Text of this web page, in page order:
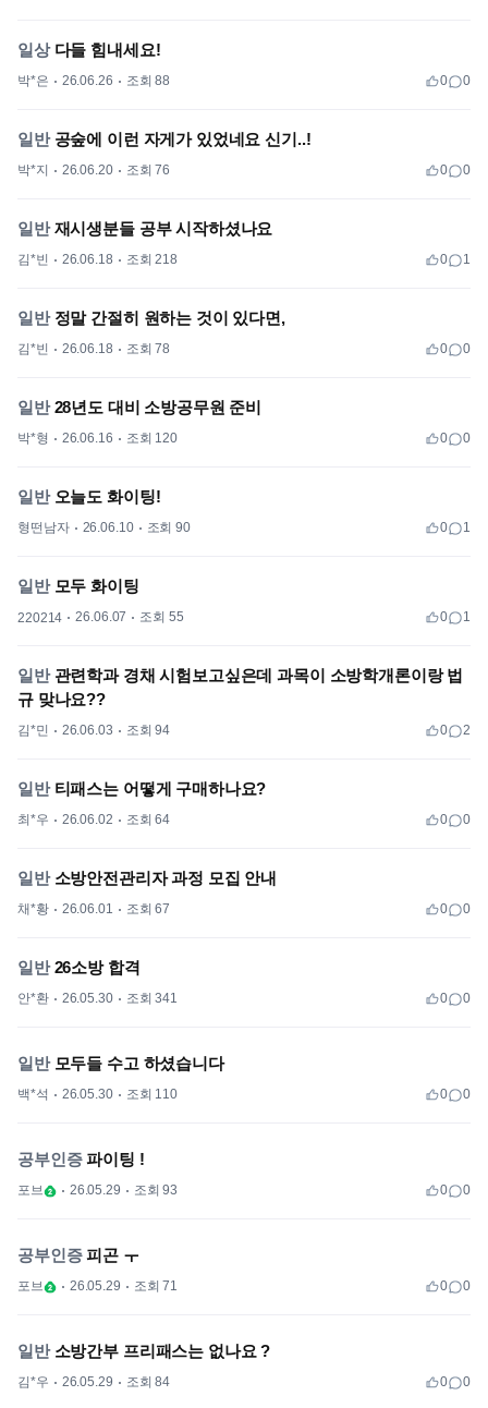
일상다들 힘내세요!
박*은 26.06.26 조회 88 0 0
일반공숲에 이런 자게가 있었네요 신기..!
박*지 26.06.20 조회 76 0 0
일반재시생분들 공부 시작하셨나요
김*빈 26.06.18 조회 218 0 1
일반정말 간절히 원하는 것이 있다면,
김*빈 26.06.18 조회 78 0 0
일반28년도 대비 소방공무원 준비
박*형 26.06.16 조회 120 0 0
일반오늘도 화이팅!
형떤남자 26.06.10 조회 90 0 1
일반모두 화이팅
220214 26.06.07 조회 55 0 1
일반관련학과 경채 시험보고싶은데 과목이 소방학개론이랑 법
규 맞나요??
김*민 26.06.03 조회 94 0 2
일반티패스는 어떻게 구매하나요?
최*우 26.06.02 조회 64 0 0
일반소방안전관리자 과정 모집 안내
채*황 26.06.01 조회 67 0 0
일반26소방 합격
안*환 26.05.30 조회 341 0 0
일반모두들 수고 하셨습니다
백*석 26.05.30 조회 110 0 0
공부인증파이팅 !
포브 26.05.29 조회 93 0 0
공부인증피곤 ㅜ
포브 26.05.29 조회 71 0 0
일반소방간부 프리패스는 없나요 ?
김*우 26.05.29 조회 84 0 0